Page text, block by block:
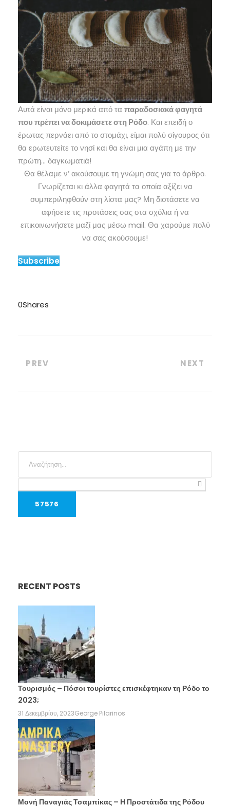
Αυτά είναι μόνο μερικά από τα παραδοσιακά φαγητά
που πρέπει να δοκιμάσετε στη Ρόδο. Και επειδή ο
έρωτας περνάει από το στομάχι, είμαι πολύ σίγουρος ότι
θα ερωτευτείτε το νησί και θα είναι μια αγάπη με την
πρώτη… δαγκωματιά!
Θα θέλαμε ν’ ακούσουμε τη γνώμη σας για το άρθρο.
Γνωρίζεται κι άλλα φαγητά τα οποία αξίζει να
συμπεριληφθούν στη λίστα μας? Μη διστάσετε να
αφήσετε τις προτάσεις σας στα σχόλια ή να
επικοινωνήσετε μαζί μας μέσω mail. Θα χαρούμε πολύ
να σας ακούσουμε!
Subscribe
0Shares
PREV NEXT
RECENT POSTS
Τουρισμός – Πόσοι τουρίστες επισκέφτηκαν τη Ρόδο το
2023;
31 Δεκεμβρίου, 2023George Pilarinos
Μονή Παναγιάς Τσαμπίκας – Η Προστάτιδα της Ρόδου